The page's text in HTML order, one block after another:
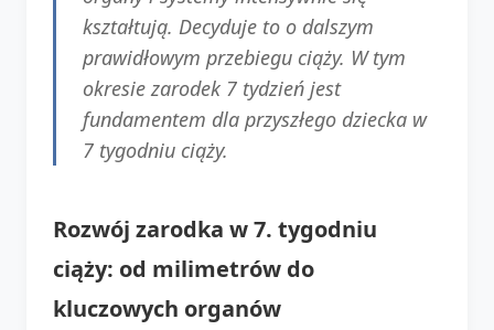
kształtują. Decyduje to o dalszym
prawidłowym przebiegu ciąży. W tym
okresie zarodek 7 tydzień jest
fundamentem dla przyszłego dziecka w
7 tygodniu ciąży.
Rozwój zarodka w 7. tygodniu
ciąży: od milimetrów do
kluczowych organów